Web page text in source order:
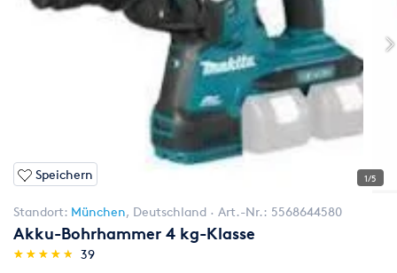
Speichern 1/5
Standort: München, Deutschland Art.-Nr.: 5568644580
Akku-Bohrhammer 4 kg-Klasse
(*)
★
★
(*)★
★
(*) ★
★
(*) ★
★
(*) ★
★ 39